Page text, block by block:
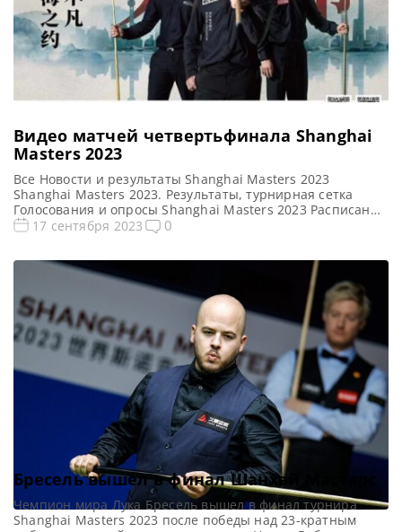
Видео матчей четвертьфинала Shanghai
Masters 2023
Все Новости и результаты Shanghai Masters 2023
Shanghai Masters 2023. Результаты, турнирная сетка
Голосования и опросы Shanghai Masters 2023 Расписание
трансляций Shanghai Masters 2023 Видео Shanghai
матчи 1/4 финала турнира Шанхай Мастерс 2023 (снукер)
в прямом эфире, смотрите их в […]
17 сентября 2023 0
Бресель вышел в финал Шанхай Мастерс
Чемпион мира Лука Бресель вышел в финал турнира
Shanghai Masters 2023 после победы над 23-кратным